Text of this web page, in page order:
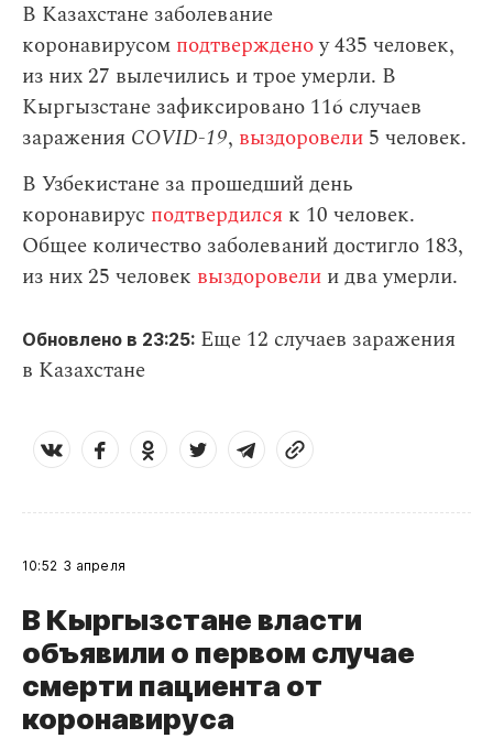
В Казахстане заболевание
коронавирусом подтвержденоу 435 человек,
из них 27 вылечились и трое умерли. В
Кыргызстане зафиксировано 116 случаев
заражения СOVID-19, выздоровели 5 человек.
В Узбекистане за прошедший день
коронавирус подтвердился к 10 человек.
Общее количество заболеваний достигло 183,
из них 25 человек выздоровели и два умерли.
Обновлено в 23:25: Еще 12 случаев заражения
в Казахстане
10:52 3 апреля
В Кыргызстане власти
объявили о первом случае
смерти пациента от
коронавируса